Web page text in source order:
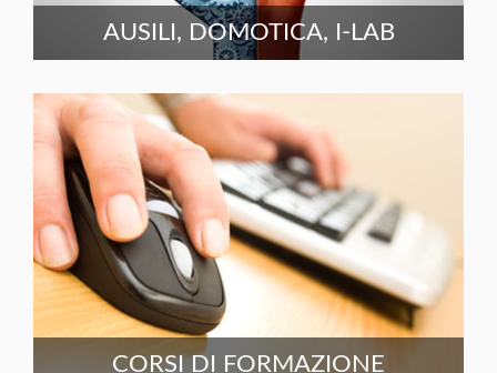
AUSILI, DOMOTICA, I-LAB
CORSI DI FORMAZIONE